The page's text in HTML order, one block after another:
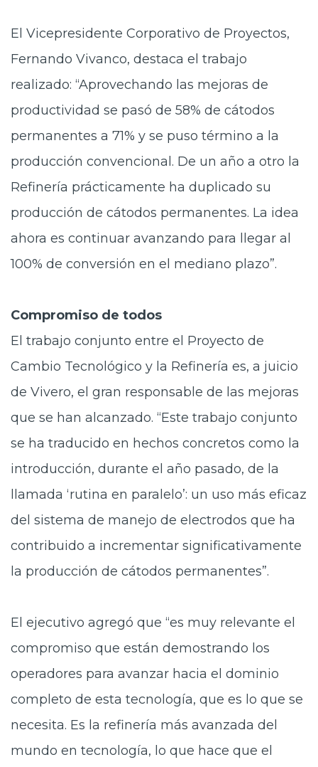
El Vicepresidente Corporativo de Proyectos,
Fernando Vivanco, destaca el trabajo
realizado: “Aprovechando las mejoras de
productividad se pasó de 58% de cátodos
permanentes a 71% y se puso término a la
producción convencional. De un año a otro la
Refinería prácticamente ha duplicado su
producción de cátodos permanentes. La idea
ahora es continuar avanzando para llegar al
100% de conversión en el mediano plazo”.
Compromiso de todos
El trabajo conjunto entre el Proyecto de
Cambio Tecnológico y la Refinería es, a juicio
de Vivero, el gran responsable de las mejoras
que se han alcanzado. “Este trabajo conjunto
se ha traducido en hechos concretos como la
introducción, durante el año pasado, de la
llamada ‘rutina en paralelo’: un uso más eficaz
del sistema de manejo de electrodos que ha
contribuido a incrementar significativamente
la producción de cátodos permanentes”.
El ejecutivo agregó que “es muy relevante el
compromiso que están demostrando los
operadores para avanzar hacia el dominio
completo de esta tecnología, que es lo que se
necesita. Es la refinería más avanzada del
mundo en tecnología, lo que hace que el